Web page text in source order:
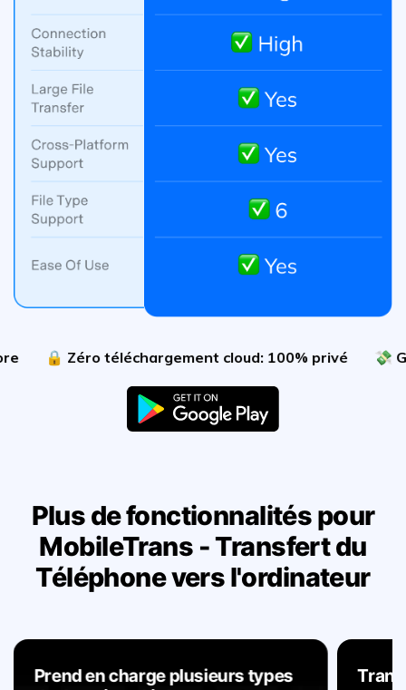
téléchargement cloud: 100% privé 💸 Garantie de
Plus de fonctionnalités pour
MobileTrans - Transfert du
Téléphone vers l'ordinateur
Prend en charge plusieurs types